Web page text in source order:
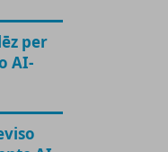
per
AI-